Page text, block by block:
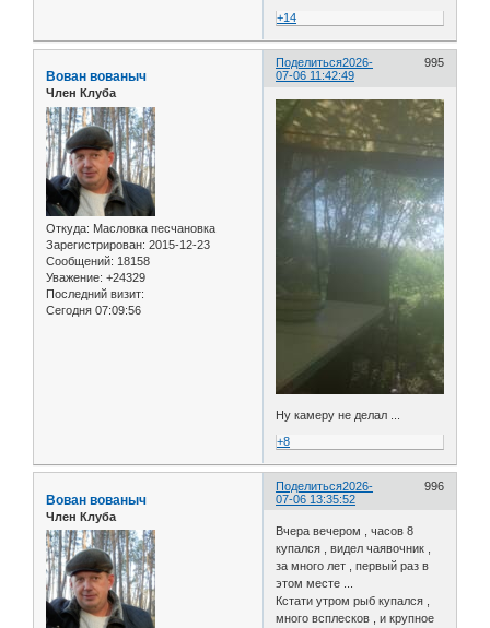
+14
Поделиться 995
2026-
07-06 11:42:49
Вован вованыч
Член Клуба
Откуда: Масловка песчановка
Зарегистрирован: 2015-12-23
Сообщений: 18158
Уважение: +24329
Последний визит:
Сегодня 07:09:56
Ну камеру не делал ...
+8
Поделиться 996
2026-
07-06 13:35:52
Вован вованыч
Член Клуба
Вчера вечером , часов 8
купался , видел чаявочник ,
за много лет , первый раз в
этом месте ...
Кстати утром рыб купался ,
много всплесков , и крупное